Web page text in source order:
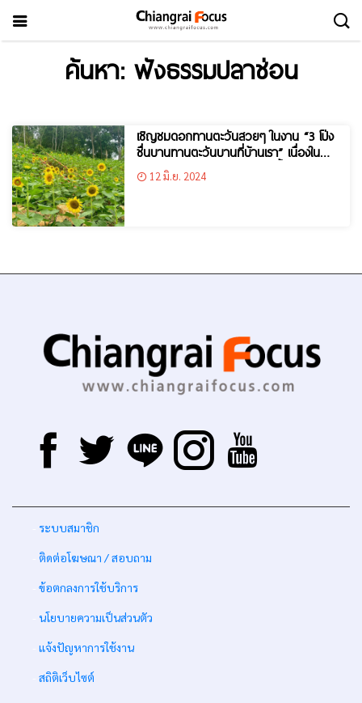
ค้นหา: ฟังธรรมปลาช่อน
เชิญชมดอกทานตะวันสวยๆ ในงาน “3 โป่ง
ชื่นบานทานตะวันบานที่บ้านเรา” เนื่องในพิธี
จัดงาน “ฟังธรรมปลาช่อนขุนน้ำห้วยโป่ง”
12 มิ.ย. 2024
ระบบสมาชิก
ติดต่อโฆษณา / สอบถาม
ข้อตกลงการใช้บริการ
นโยบายความเป็นส่วนตัว
แจ้งปัญหาการใช้งาน
สถิติเว็บไซต์